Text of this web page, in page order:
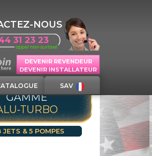
NOUS
31 23 23
DEVENIR REVENDEUR
DEVENIR INSTALLATEUR
SAV
GAMME
TURBO
JETS & 5 POMPES